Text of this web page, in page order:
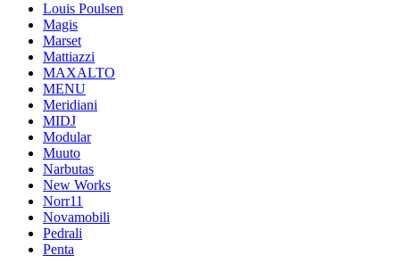
Louis Poulsen
Magis
Marset
Mattiazzi
MAXALTO
MENU
Meridiani
MIDJ
Modular
Muuto
Narbutas
New Works
Norr11
Novamobili
Pedrali
Penta